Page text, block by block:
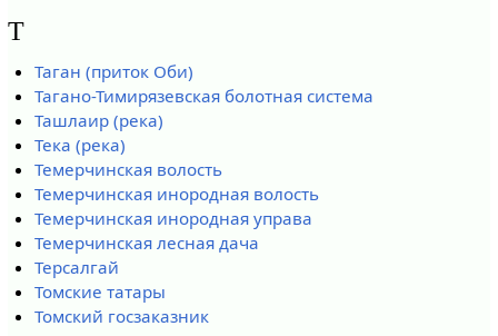
Т
Таган (приток Оби)
Тагано-Тимирязевская болотная система
Ташлаир (река)
Тека (река)
Темерчинская волость
Темерчинская инородная волость
Темерчинская инородная управа
Темерчинская лесная дача
Терсалгай
Томские татары
Томский госзаказник